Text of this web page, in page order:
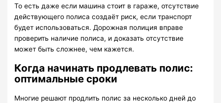
То есть даже если машина стоит в гараже, отсутствие
действующего полиса создаёт риск, если транспорт
будет использоваться. Дорожная полиция вправе
проверить наличие полиса, и доказать отсутствие
может быть сложнее, чем кажется.
Когда начинать продлевать полис:
оптимальные сроки
Многие решают продлить полис за несколько дней до